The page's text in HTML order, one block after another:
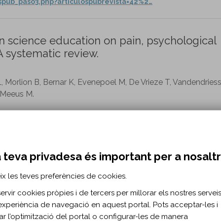
science education on pain, psychological
systematic review.
B, Bernar K, Evenepoel M, De Vrieze T,
M.
n. 10
02692155211006865
Interventions for Carpal Tunnel
MS, Geelen SJ, Koes BW.
teva privadesa és important per a
les teves preferències de cookies.
cookies pròpies i de tercers per millorar els nostres
de navegació en aquest portal. Pots acceptar-les i
l’optimització del portal o configurar-les de manera